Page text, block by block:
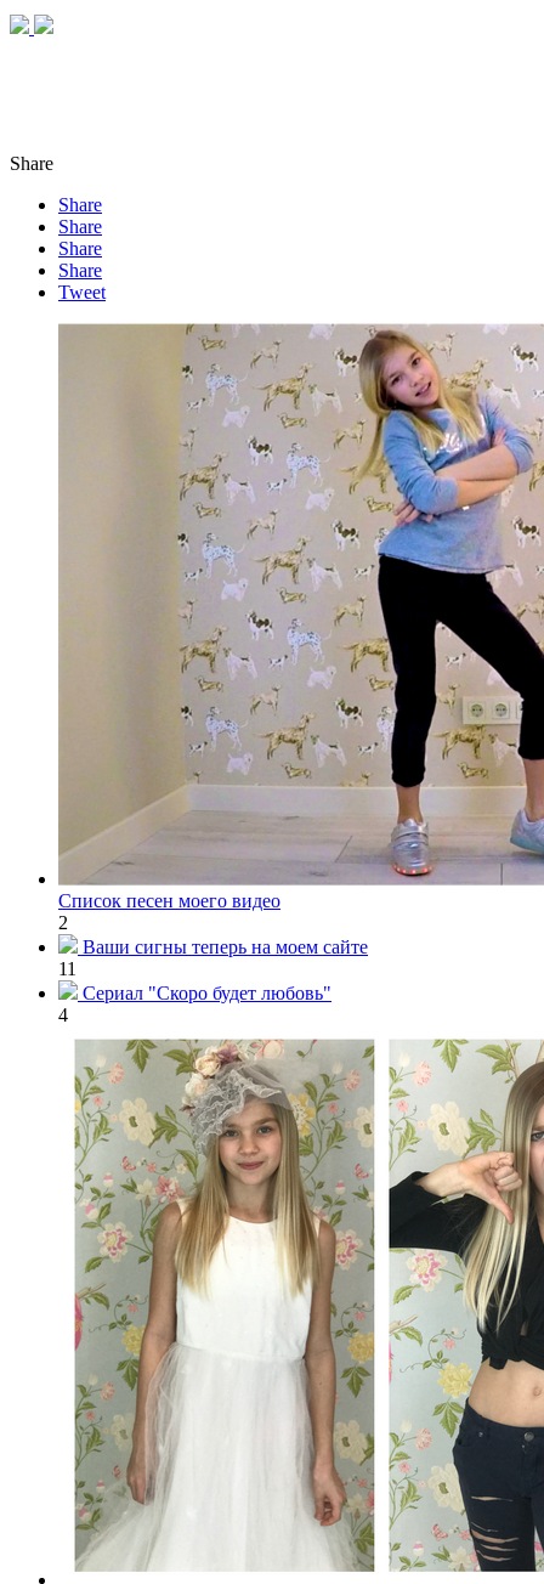
Share
Share
Share
Share
Share
Tweet
Список песен моего видео
2
Ваши сигны теперь на моем сайте
11
Сериал "Скоро будет любовь"
4